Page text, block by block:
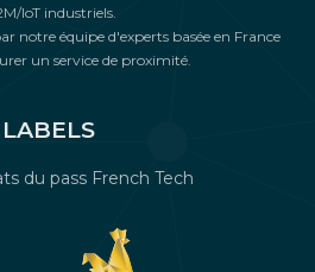
IoT industriels.
notre équipe d'experts basée en France
un service de proximité.
LABELS
du pass French Tech